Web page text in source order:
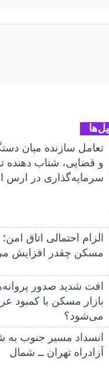
تعامل سازنده میان
و قضایی، شتاب‌ دهنده
سرمایه‌گذاری در ارس
الزام احتمالی اتاق
مسکن چقدر افزایش
افت شدید صدور
بازار مسکن با کمبود
می‌شود؟
انسداد مسیر جنوب
آزادراه تهران ــ شمال